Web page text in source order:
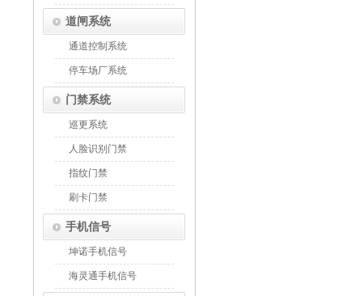
道闸系统
通道控制系统
停车场厂系统
门禁系统
巡更系统
人脸识别门禁
指纹门禁
刷卡门禁
手机信号
坤诺手机信号
海灵通手机信号